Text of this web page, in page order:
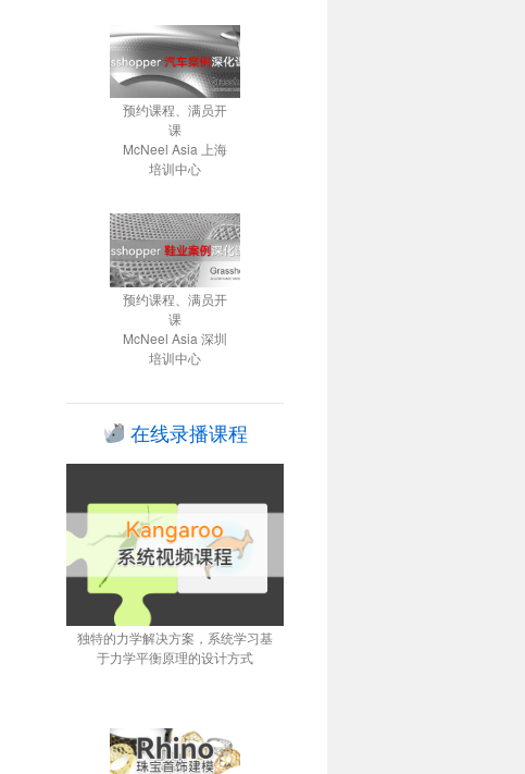
预约课程、满员开
课
McNeel Asia 上海
培训中心
预约课程、满员开
课
McNeel Asia 深圳
培训中心
在线录播课程
独特的力学解决方案，系统学习基
于力学平衡原理的设计方式